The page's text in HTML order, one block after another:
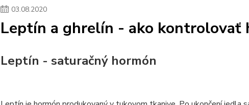
03.08.2020
Leptín a ghrelín - ako kontrolovať
Leptín - saturačný hormón